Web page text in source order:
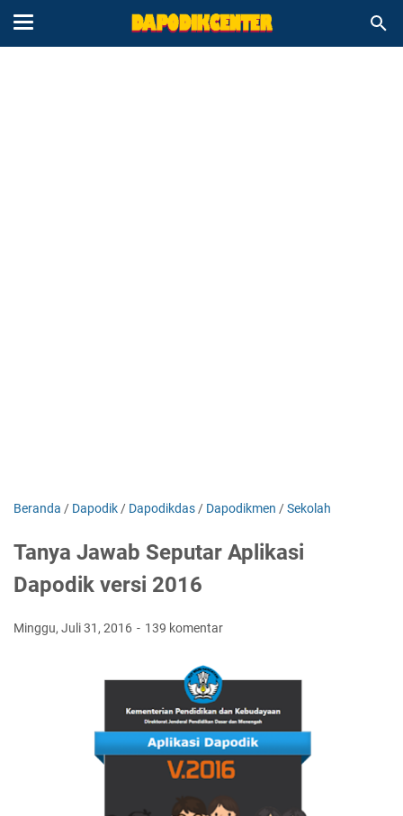
Beranda / Dapodik / Dapodikdas / Dapodikmen /Sekolah
Tanya Jawab Seputar Aplikasi
Dapodik versi 2016
Minggu, Juli 31, 2016 139 komentar